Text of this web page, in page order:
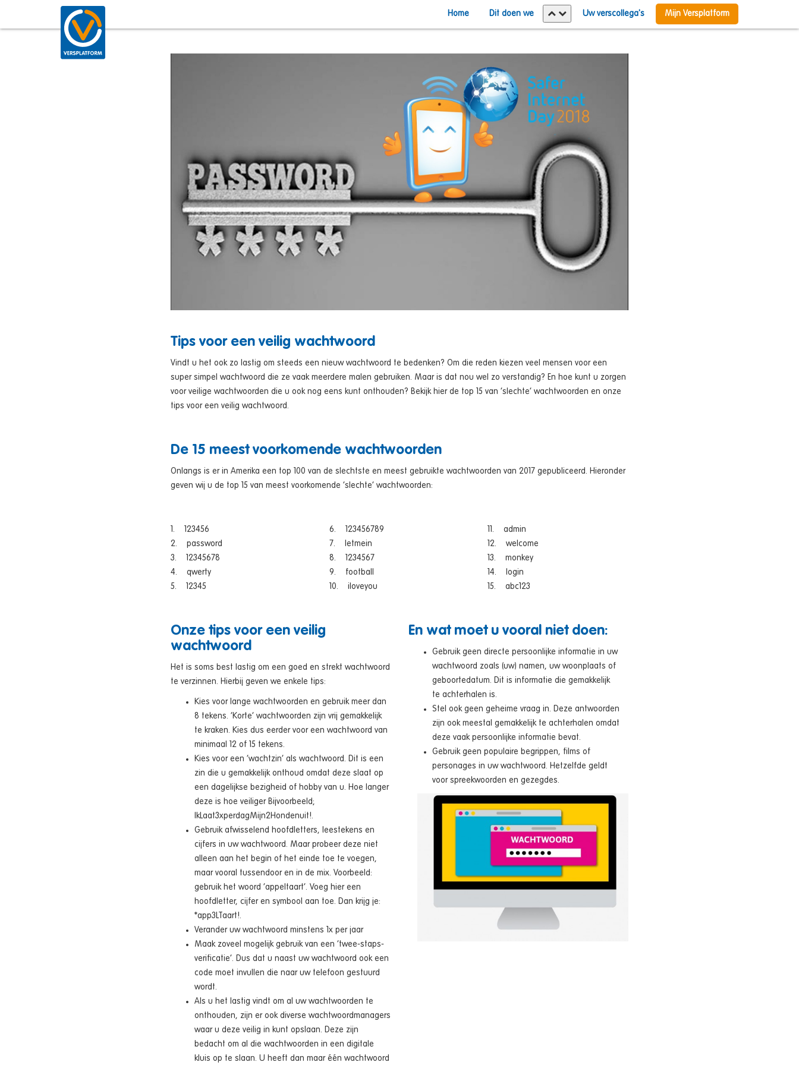
Home Dit doen we Uw verscollega's Mijn Versplatform
Tips voor een veilig wachtwoord
Vindt u het ook zo lastig om steeds een nieuw wachtwoord te bedenken? Om die reden kiezen veel mensen voor een
super simpel wachtwoord die ze vaak meerdere malen gebruiken. Maar is dat nou wel zo verstandig? En hoe kunt u zorgen
voor veilige wachtwoorden die u ook nog eens kunt onthouden? Bekijk hier de top 15 van ‘slechte’ wachtwoorden en onze
tips voor een veilig wachtwoord.
De 15 meest voorkomende wachtwoorden
Onlangs is er in Amerika een top 100 van de slechtste en meest gebruikte wachtwoorden van 2017 gepubliceerd. Hieronder
geven wij u de top 15 van meest voorkomende ‘slechte’ wachtwoorden:
1. 123456
2. password
3. 12345678
4. qwerty
5. 12345
6. 123456789
7. letmein
8. 1234567
9. football
10. iloveyou
11. admin
12. welcome
13. monkey
14. login
15. abc123
Onze tips voor een veilig
wachtwoord
Het is soms best lastig om een goed en strekt wachtwoord
te verzinnen. Hierbij geven we enkele tips:
Kies voor lange wachtwoorden en gebruik meer dan
8 tekens. ‘Korte’ wachtwoorden zijn vrij gemakkelijk
te kraken. Kies dus eerder voor een wachtwoord van
minimaal 12 of 15 tekens.
Kies voor een ‘wachtzin’ als wachtwoord. Dit is een
zin die u gemakkelijk onthoud omdat deze slaat op
een dagelijkse bezigheid of hobby van u. Hoe langer
deze is hoe veiliger Bijvoorbeeld;
IkLaat3xperdagMijn2Hondenuit!.
Gebruik afwisselend hoofdletters, leestekens en
cijfers in uw wachtwoord. Maar probeer deze niet
alleen aan het begin of het einde toe te voegen,
maar vooral tussendoor en in de mix. Voorbeeld:
gebruik het woord ‘appeltaart’. Voeg hier een
hoofdletter, cijfer en symbool aan toe. Dan krijg je:
*app3LTaart!.
Verander uw wachtwoord minstens 1x per jaar
Maak zoveel mogelijk gebruik van een ‘twee-staps-
verificatie’. Dus dat u naast uw wachtwoord ook een
code moet invullen die naar uw telefoon gestuurd
wordt.
Als u het lastig vindt om al uw wachtwoorden te
onthouden, zijn er ook diverse wachtwoordmanagers
waar u deze veilig in kunt opslaan. Deze zijn
bedacht om al die wachtwoorden in een digitale
kluis op te slaan. U heeft dan maar één wachtwoord
En wat moet u vooral niet doen:
Gebruik geen directe persoonlijke informatie in uw
wachtwoord zoals (uw) namen, uw woonplaats of
geboortedatum. Dit is informatie die gemakkelijk
te achterhalen is.
Stel ook geen geheime vraag in. Deze antwoorden
zijn ook meestal gemakkelijk te achterhalen omdat
deze vaak persoonlijke informatie bevat.
Gebruik geen populaire begrippen, films of
personages in uw wachtwoord. Hetzelfde geldt
voor spreekwoorden en gezegdes.